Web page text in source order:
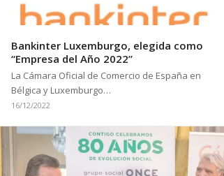
Bankinter Luxemburgo, elegida como
“Empresa del Año 2022”
La Cámara Oficial de Comercio de España en
Bélgica y Luxemburgo…
16/12/2022